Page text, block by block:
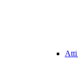
Atti